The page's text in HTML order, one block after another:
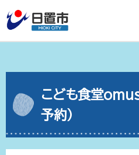
こども食堂
予約）